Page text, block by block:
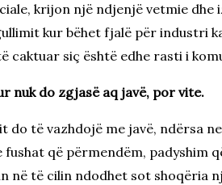
krijon një ndjenjë vetmie
kur bëhet fjalë për industri
siç është edhe rasti i
nuk do zgjasë aq javë, por vite.
do të vazhdojë me javë,
që përmendëm, padyshim
në të cilin ndodhet sot shoqëria